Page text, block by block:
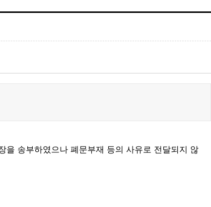
을 송부하였으나 폐문부재 등의 사유로 전달되지 않